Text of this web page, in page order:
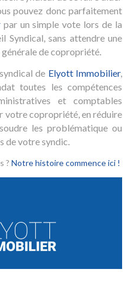
pouvez donc parfaitement
par un simple vote lors de la
Syndical, sans attendre une
de copropriété.
de Elyott Immobilier,
toutes les compétences
et comptables
votre copropriété, en réduire
les problématique ou
de votre syndic.
? Notre histoire commence ici !